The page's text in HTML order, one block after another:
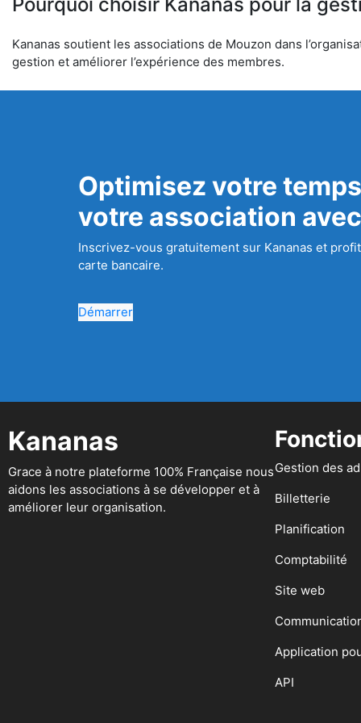
Kananas soutient les associations de Mouzon dans
gestion et améliorer l’expérience des membres.
Optimisez votre
votre association
Inscrivez-vous gratuitement sur Kananas et
carte bancaire.
Démarrer
Kananas
Grace à notre plateforme 100% Française nous
aidons les associations à se développer et à
améliorer leur organisation.
Gestion des
Billetterie
Planification
Comptabilité
Site web
Application
API